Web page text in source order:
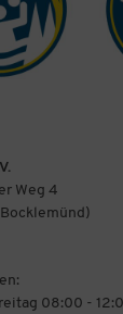
Weg 4
08:00 -